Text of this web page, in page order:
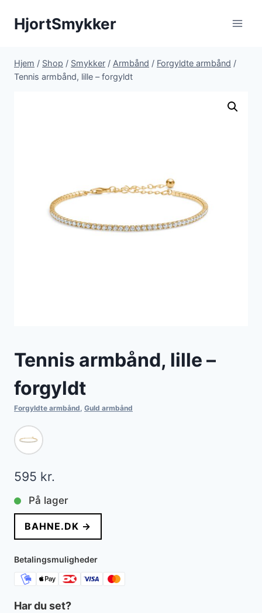
HjortSmykker
Hjem / Shop / Smykker / Armbånd / Forgyldte armbånd /
Tennis armbånd, lille – forgyldt
Tennis armbånd, lille –
forgyldt
Forgyldte armbånd, Guld armbånd
595 kr.
På lager
BAHNE.DK →
Betalingsmuligheder
Har du set?